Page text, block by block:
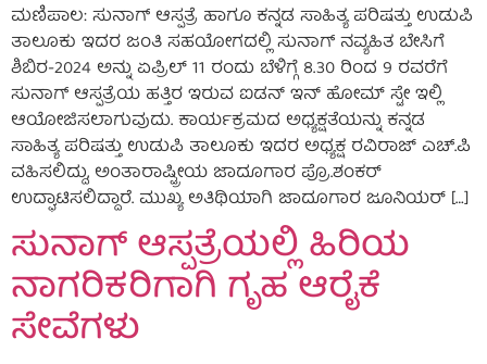
ಮಣಿಪಾಲ: ಸುನಾಗ್ ಆಸ್ಪತ್ರೆ ಹಾಗೂ ಕನ್ನಡ ಸಾಹಿತ್ಯ ಪರಿಷತ್ತು ಉಡುಪಿ
ತಾಲೂಕು ಇದರ ಜಂತಿ ಸಹಯೋಗದಲ್ಲಿ ಸುನಾಗ್ ನವ್ಯಹಿತ ಬೇಸಿಗೆ
ಶಿಬಿರ-2024 ಅನ್ನು ಏಪ್ರಿಲ್ 11 ರಂದು ಬೆಳಿಗ್ಗೆ 8.30 ರಿಂದ 9 ರವರೆಗೆ
ಸುನಾಗ್ ಆಸ್ಪತ್ರೆಯ ಹತ್ತಿರ ಇರುವ ಐಡನ್ ಇನ್ ಹೋಮ್ ಸ್ಟೇ ಇಲ್ಲಿ
ಆಯೋಜಿಸಲಾಗುವುದು. ಕಾರ್ಯಕ್ರಮದ ಅಧ್ಯಕ್ಷತೆಯನ್ನು ಕನ್ನಡ
ಸಾಹಿತ್ಯ ಪರಿಷತ್ತು ಉಡುಪಿ ತಾಲೂಕು ಇದರ ಅಧ್ಯಕ್ಷ ರವಿರಾಜ್ ಎಚ್.ಪಿ
ವಹಿಸಲಿದ್ದು, ಅಂತಾರಾಷ್ಟ್ರೀಯ ಜಾದೂಗಾರ ಪ್ರೊ.ಶಂಕರ್
ಉದ್ಘಾಟಿಸಲಿದ್ದಾರೆ. ಮುಖ್ಯ ಅತಿಥಿಯಾಗಿ ಜಾದೂಗಾರ ಜೂನಿಯರ್ […]
ಸುನಾಗ್ ಆಸ್ಪತ್ರೆಯಲ್ಲಿ ಹಿರಿಯ
ನಾಗರಿಕರಿಗಾಗಿ ಗೃಹ ಆರೈಕೆ
ಸೇವೆಗಳು